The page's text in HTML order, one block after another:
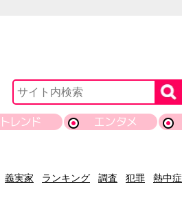
トレンド エンタメ
義実家 ランキング 調査 犯罪 熱中症